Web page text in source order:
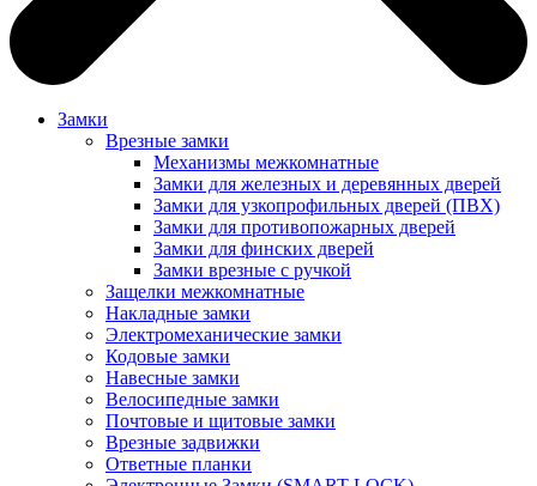
Замки
Врезные замки
Механизмы межкомнатные
Замки для железных и деревянных дверей
Замки для узкопрофильных дверей (ПВХ)
Замки для противопожарных дверей
Замки для финских дверей
Замки врезные с ручкой
Защелки межкомнатные
Накладные замки
Электромеханические замки
Кодовые замки
Навесные замки
Велосипедные замки
Почтовые и щитовые замки
Врезные задвижки
Ответные планки